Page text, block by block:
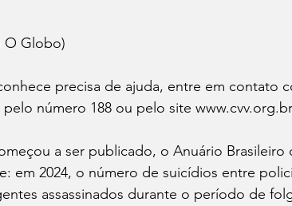
O Globo)
precisa de ajuda, entre em contato
número 188 ou pelo site
a ser publicado, o Anuário Brasileiro
em 2024, o número de suicídios entre
assassinados durante o período de